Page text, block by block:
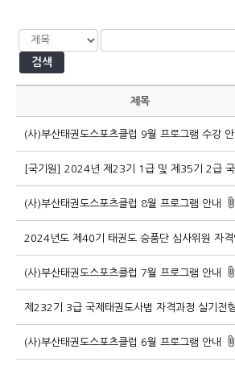
검색
제목
(사)부산태권도스포츠클럽 8월 프로그램 안내
(사)부산태권도스포츠클럽 7월 프로그램 안내
(사)부산태권도스포츠클럽 6월 프로그램 안내